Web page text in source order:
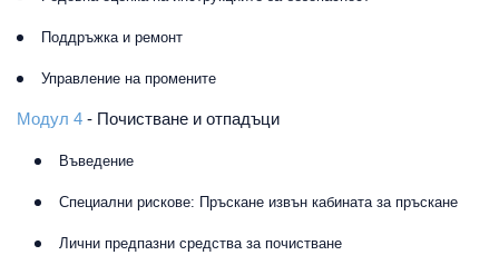
Поддръжка и ремонт
Управление на промените
Модул 4 - Почистване и отпадъци
Въведение
Специални рискове: Пръскане извън кабината за пръскане
Лични предпазни средства за почистване